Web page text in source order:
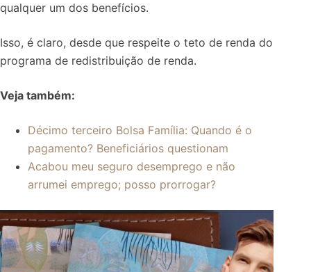
qualquer um dos benefícios.
Isso, é claro, desde que respeite o teto de renda do
programa de redistribuição de renda.
Veja também:
Décimo terceiro Bolsa Família: Quando é o
pagamento? Beneficiários questionam
Acabou meu seguro desemprego e não
arrumei emprego; posso prorrogar?